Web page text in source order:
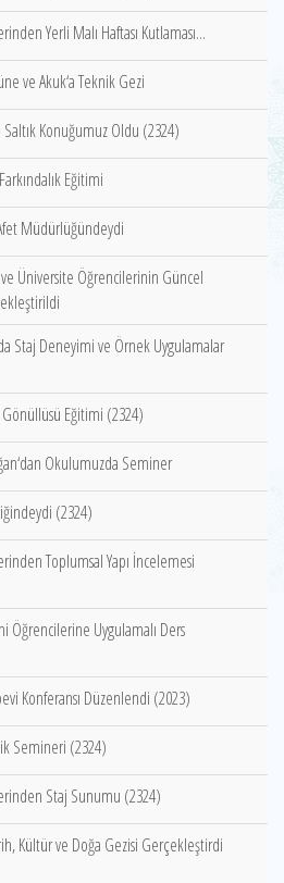
Yerli Malı Haftası Kutlaması...
ve Akuk‘a Teknik Gezi
Konuğumuz Oldu (2324)
Eğitimi
Müdürlüğündeydi
Üniversite Öğrencilerinin Güncel
Staj Deneyimi ve Örnek Uygulamalar
Eğitimi (2324)
Okulumuzda Seminer
(2324)
Toplumsal Yapı İncelemesi
Öğrencilerine Uygulamalı Ders
Konferansı Düzenlendi (2023)
Semineri (2324)
Staj Sunumu (2324)
Kültür ve Doğa Gezisi Gerçekleştirdi